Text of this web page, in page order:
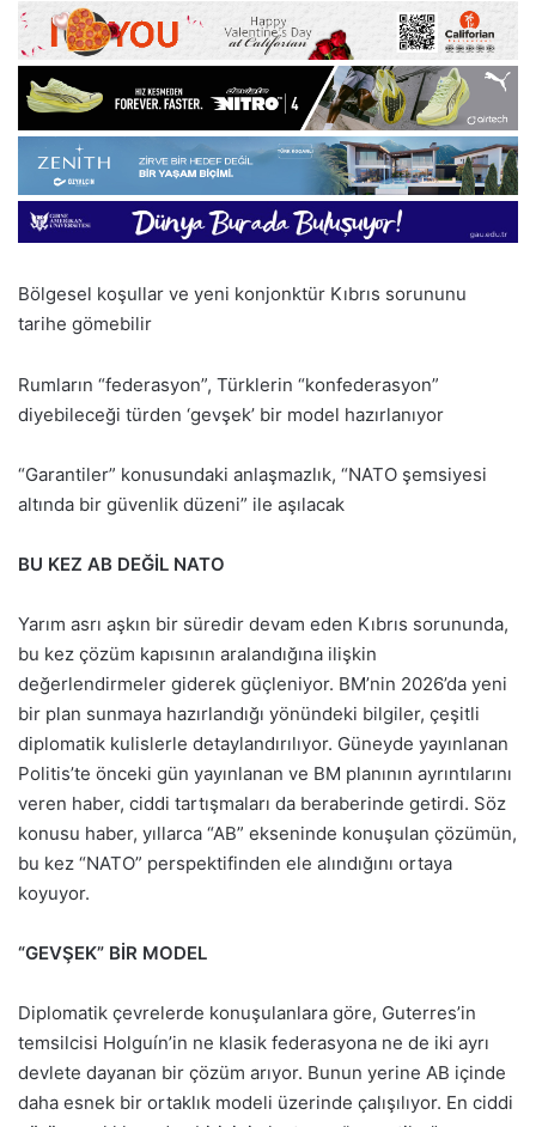
Bölgesel koşullar ve yeni konjonktür Kıbrıs sorununu
tarihe gömebilir
Rumların “federasyon”, Türklerin “konfederasyon”
diyebileceği türden ‘gevşek’ bir model hazırlanıyor
“Garantiler” konusundaki anlaşmazlık, “NATO şemsiyesi
altında bir güvenlik düzeni” ile aşılacak
BU KEZ AB DEĞİL NATO
Yarım asrı aşkın bir süredir devam eden Kıbrıs sorununda,
bu kez çözüm kapısının aralandığına ilişkin
değerlendirmeler giderek güçleniyor. BM’nin 2026’da yeni
bir plan sunmaya hazırlandığı yönündeki bilgiler, çeşitli
diplomatik kulislerle detaylandırılıyor. Güneyde yayınlanan
Politis’te önceki gün yayınlanan ve BM planının ayrıntılarını
veren haber, ciddi tartışmaları da beraberinde getirdi. Söz
konusu haber, yıllarca “AB” ekseninde konuşulan çözümün,
bu kez “NATO” perspektifinden ele alındığını ortaya
koyuyor.
“GEVŞEK” BİR MODEL
Diplomatik çevrelerde konuşulanlara göre, Guterres’in
temsilcisi Holguín’in ne klasik federasyona ne de iki ayrı
devlete dayanan bir çözüm arıyor. Bunun yerine AB içinde
daha esnek bir ortaklık modeli üzerinde çalışılıyor. En ciddi